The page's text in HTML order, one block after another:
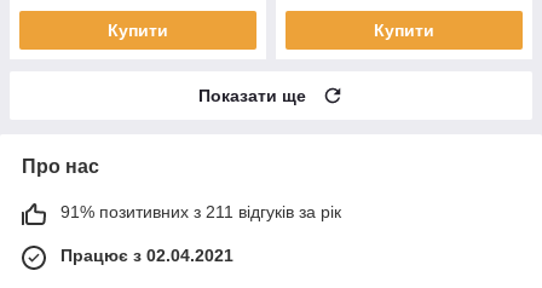
Купити Купити
Показати ще
Про нас
91% позитивних з 211 відгуків за рік
Працює з 02.04.2021